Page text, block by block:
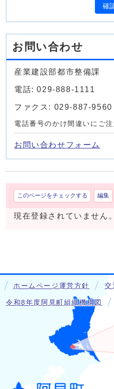
確
お問い合わせ
産業建設部都市整備課
電話: 029-888-1111
ファクス: 029-887-9560
電話番号のかけ間違いにご注
お問い合わせフォーム
このページをチェックする 編集
現在登録されていません。
ホームページ運営方針 交
令和8年度阿見町組織機構図